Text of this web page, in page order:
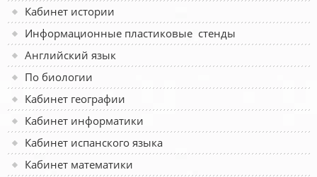
Кабинет истории
Информационные пластиковые стенды
Английский язык
По биологии
Кабинет географии
Кабинет информатики
Кабинет испанского языка
Кабинет математики